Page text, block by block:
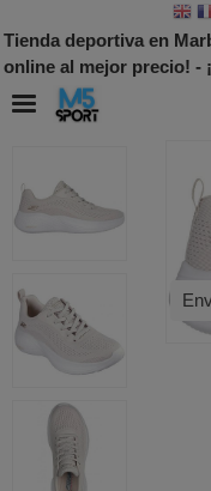
Tienda deportiva en
online al mejor precio! -